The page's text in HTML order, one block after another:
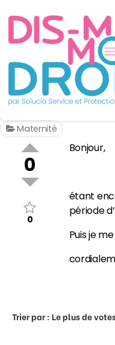
Maternité
0
0
Bonjour,
étant
période
Puis je
Trier par :Le plus de